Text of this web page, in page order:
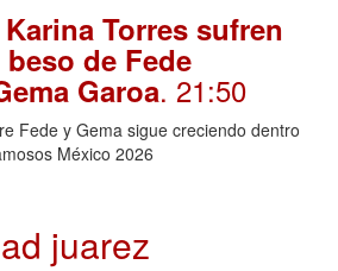
Torres sufren
de Fede
Garoa. 21:50
Fede y Gema sigue creciendo dentro
México 2026
juarez